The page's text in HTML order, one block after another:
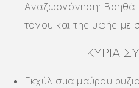
Αναζωογόνηση: Βοηθά
τόνου και της υφής με
ΚΎΡΙΑ
Εκχύλισμα μαύρου